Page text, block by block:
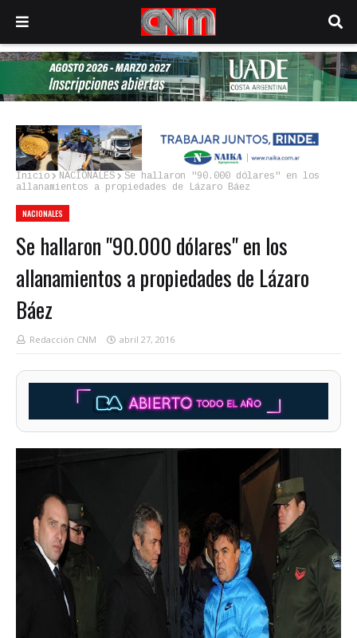
Inicio NACIONALES
Se hallaron "90.000 dólares" en los
allanamientos a propiedades de Lázaro Báez
NACIONALES
Se hallaron "90.000 dólares" en los
allanamientos a propiedades de Lázaro
Báez
Redacción CNM abril 27, 2016